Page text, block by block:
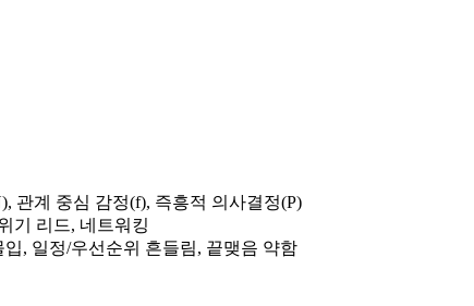
관계 중심 감정(f), 즉흥적 의사결정(P)
기 리드, 네트워킹
, 일정/우선순위 흔들림, 끝맺음 약함